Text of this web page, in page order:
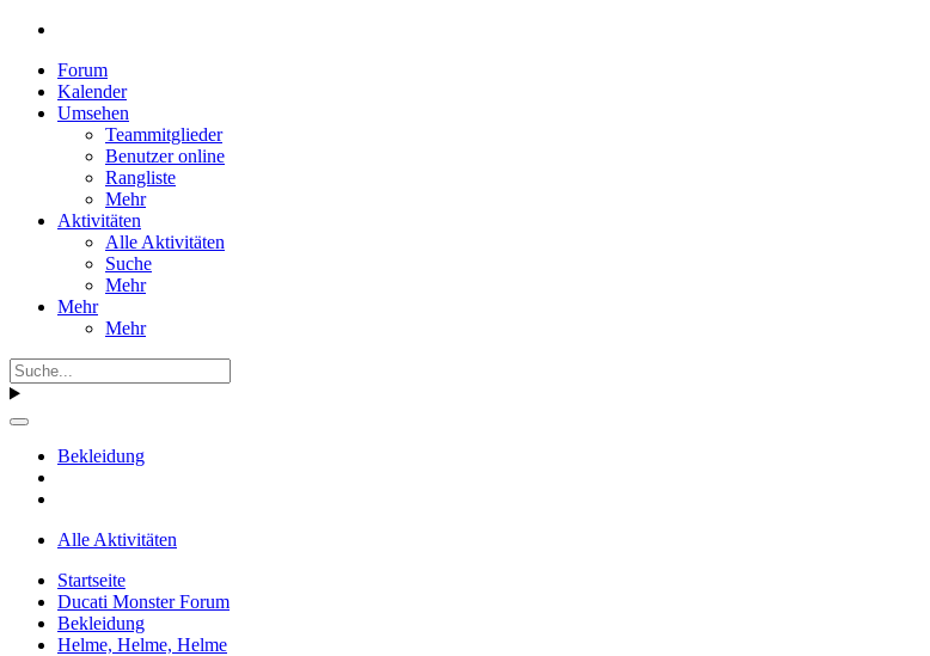
Forum
Kalender
Umsehen
Teammitglieder
Benutzer online
Rangliste
Mehr
Aktivitäten
Alle Aktivitäten
Suche
Mehr
Mehr
Mehr
Bekleidung
Alle Aktivitäten
Startseite
Ducati Monster Forum
Bekleidung
Helme, Helme, Helme